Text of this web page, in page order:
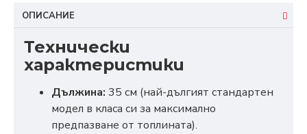
ОПИСАНИЕ
Технически
характеристики
Дължина: 35 см (най-дългият стандартен
модел в класа си за максимално
предпазване от топлината).